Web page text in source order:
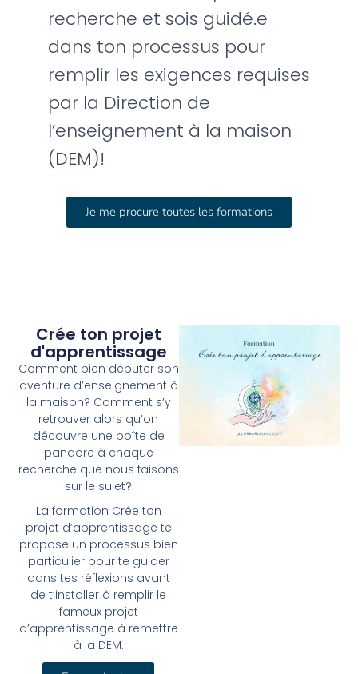
recherche et sois guidé.e
dans ton processus pour
remplir les exigences requises
par la Direction de
l’enseignement à la maison
(DEM)!
Je me procure toutes les formations
Crée ton projet
d'apprentissage
Comment bien débuter son
aventure d’enseignement à
la maison? Comment s’y
retrouver alors qu’on
découvre une boîte de
pandore à chaque
recherche que nous faisons
sur le sujet?
La formation Crée ton
projet d’apprentissage te
propose un processus bien
particulier pour te guider
dans tes réflexions avant
de t’installer à remplir le
fameux projet
d’apprentissage à remettre
à la DEM.